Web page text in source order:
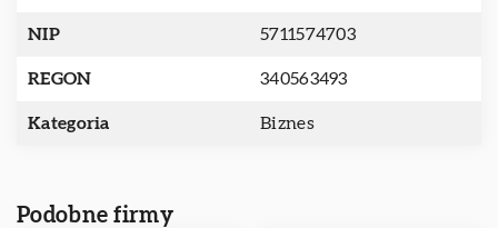
NIP 5711574703
REGON 340563493
Kategoria Biznes
Podobne firmy